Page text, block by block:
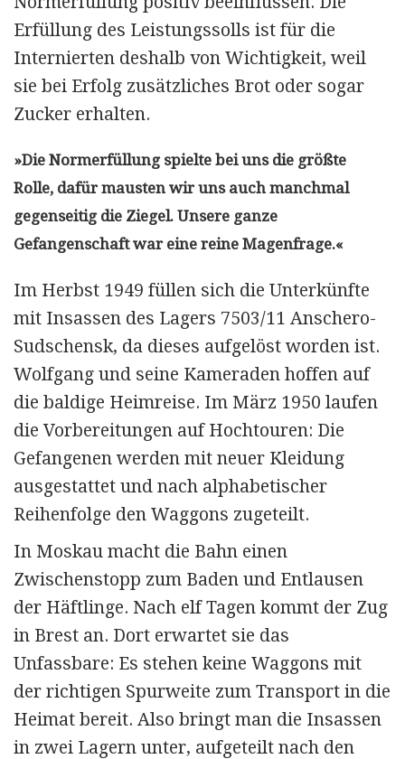
Erfüllung des Leistungssolls ist für die
Internierten deshalb von Wichtigkeit, weil
sie bei Erfolg zusätzliches Brot oder sogar
Zucker erhalten.
»Die Normerfüllung spielte bei uns die größte
Rolle, dafür mausten wir uns auch manchmal
gegenseitig die Ziegel. Unsere ganze
Gefangenschaft war eine reine Magenfrage.«
Im Herbst 1949 füllen sich die Unterkünfte
mit Insassen des Lagers 7503/11 Anschero-
Sudschensk, da dieses aufgelöst worden ist.
Wolfgang und seine Kameraden hoffen auf
die baldige Heimreise. Im März 1950 laufen
die Vorbereitungen auf Hochtouren: Die
Gefangenen werden mit neuer Kleidung
ausgestattet und nach alphabetischer
Reihenfolge den Waggons zugeteilt.
In Moskau macht die Bahn einen
Zwischenstopp zum Baden und Entlausen
der Häftlinge. Nach elf Tagen kommt der Zug
in Brest an. Dort erwartet sie das
Unfassbare: Es stehen keine Waggons mit
der richtigen Spurweite zum Transport in die
Heimat bereit. Also bringt man die Insassen
in zwei Lagern unter, aufgeteilt nach den